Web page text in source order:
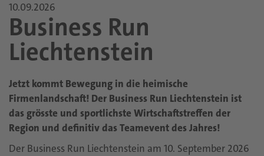
10.09.2026
Business Run
Liechtenstein
Jetzt kommt Bewegung in die heimische
Firmenlandschaft! Der Business Run Liechtenstein ist
das grösste und sportlichste Wirtschaftstreffen der
Region und definitiv das Teamevent des Jahres!
Der Business Run Liechtenstein am 10. September 2026